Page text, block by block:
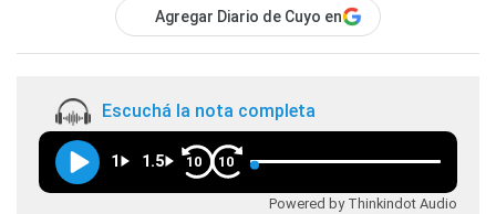
Agregar Diario de Cuyo en
Escuchá la nota completa
1 1.5 10 10
Powered by Thinkindot Audio